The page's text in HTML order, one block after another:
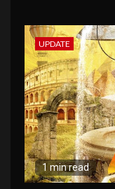
UPDATE
1 min read